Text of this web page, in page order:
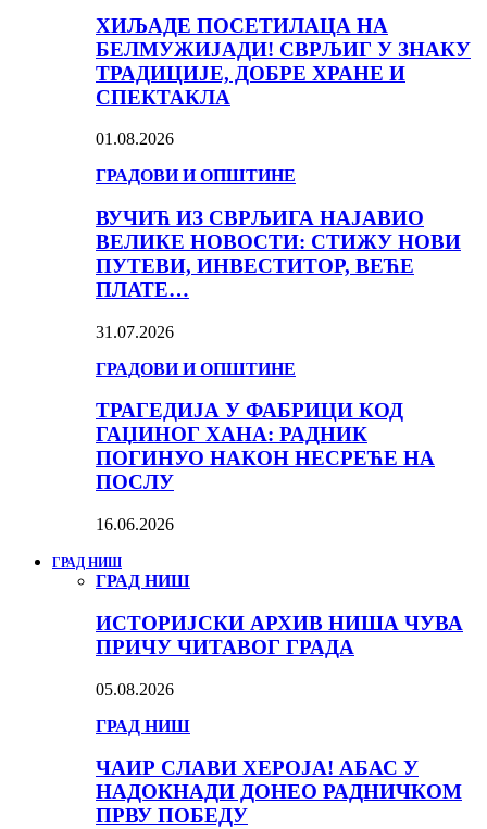
ХИЉАДЕ ПОСЕТИЛАЦА НА
БЕЛМУЖИЈАДИ! СВРЉИГ У ЗНАКУ
ТРАДИЦИЈЕ, ДОБРЕ ХРАНЕ И
СПЕКТАКЛА
01.08.2026
ГРАДОВИ И ОПШТИНЕ
ВУЧИЋ ИЗ СВРЉИГА НАЈАВИО
ВЕЛИКЕ НОВОСТИ: СТИЖУ НОВИ
ПУТЕВИ, ИНВЕСТИТОР, ВЕЋЕ
ПЛАТЕ…
31.07.2026
ГРАДОВИ И ОПШТИНЕ
ТРАГЕДИЈА У ФАБРИЦИ КОД
ГАЏИНОГ ХАНА: РАДНИК
ПОГИНУО НАКОН НЕСРЕЋЕ НА
ПОСЛУ
16.06.2026
ГРАД НИШ
ГРАД НИШ
ИСТОРИЈСКИ АРХИВ НИША ЧУВА
ПРИЧУ ЧИТАВОГ ГРАДА
05.08.2026
ГРАД НИШ
ЧАИР СЛАВИ ХЕРОЈА! АБАС У
НАДОКНАДИ ДОНЕО РАДНИЧКОМ
ПРВУ ПОБЕДУ